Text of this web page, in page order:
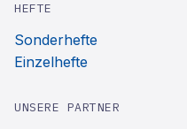
HEFTE
Sonderhefte
Einzelhefte
UNSERE PARTNER